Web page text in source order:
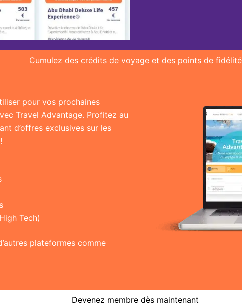
Cumulez des crédits de voyage et des points de fidélité
pour vos prochaines
Travel Advantage. Profitez au
d’offres exclusives sur les
Tech)
plateformes comme
Devenez membre dès maintenant